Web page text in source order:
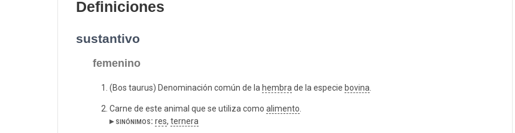
Definiciones
sustantivo
femenino
(Bos taurus) Denominación común de la hembrade la especie bovina.
Carne de este animal que se utiliza como alimento.
▸ sinónimos: res, ternera